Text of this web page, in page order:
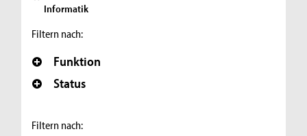
Informatik
Filtern nach:
Funktion
Status
Filtern nach: